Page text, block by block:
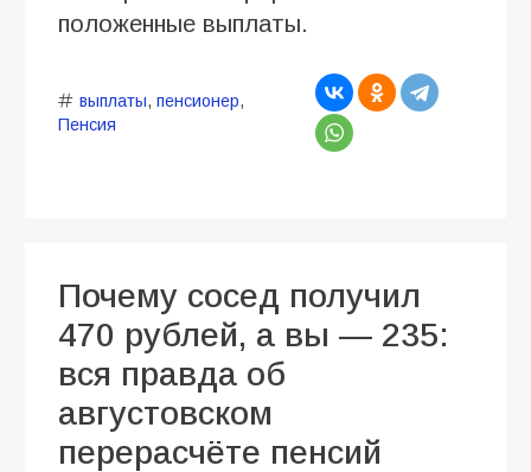
положенные выплаты.
выплаты, пенсионер,
Пенсия
Почему сосед получил
470 рублей, а вы — 235:
вся правда об
августовском
перерасчёте пенсий